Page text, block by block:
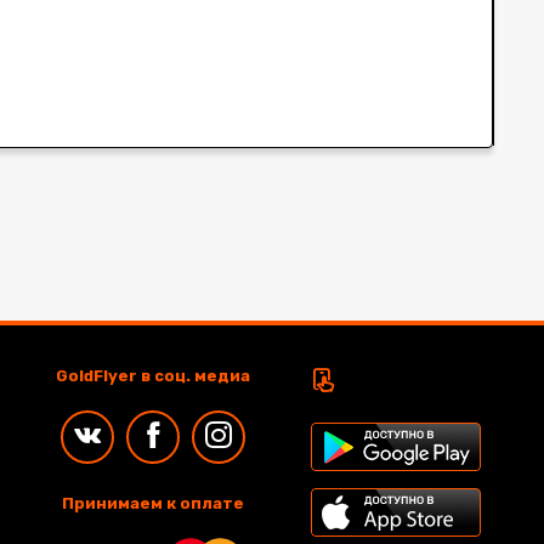
GoldFlyer в соц. медиа
Принимаем к оплате